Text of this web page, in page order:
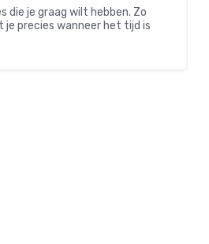
die je graag wilt hebben. Zo
je precies wanneer het tijd is